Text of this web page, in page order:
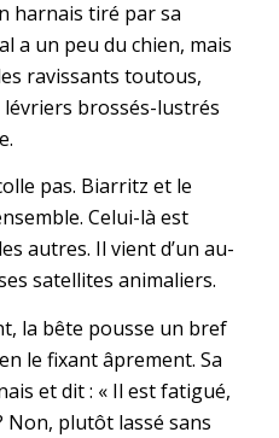
harnais tiré par sa
a un peu du chien, mais
ravissants toutous,
brossés-lustrés
pas. Biarritz et le
Celui-là est
autres. Il vient d’un au-
satellites animaliers.
la bête pousse un bref
le fixant âprement. Sa
et dit : « Il est fatigué,
Non, plutôt lassé sans